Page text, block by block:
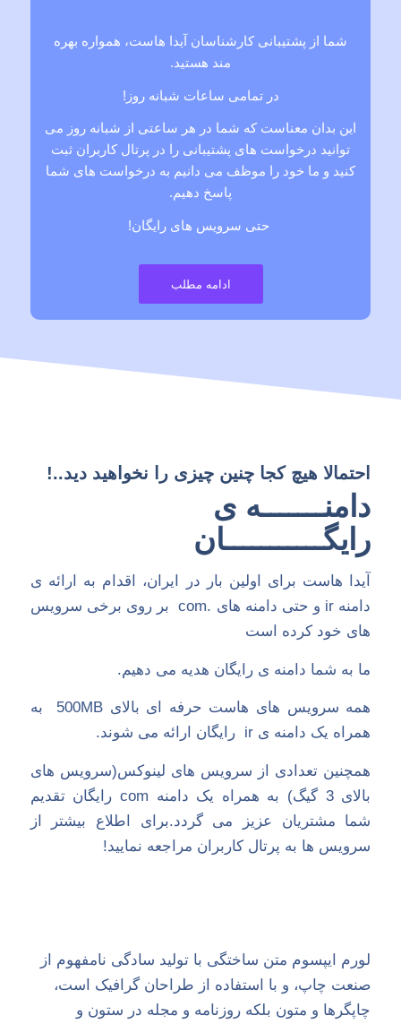
شما از پشتیبانی کارشناسان آیدا هاست، همواره بهره
مند هستید.
در تمامی ساعات شبانه روز!
این بدان معناست که شما در هر ساعتی از شبانه روز می
توانید درخواست های پشتیبانی را در پرتال کاربران ثبت
کنید و ما خود را موظف می دانیم به درخواست های شما
پاسخ دهیم.
حتی سرویس های رایگان!
ادامه مطلب
احتمالا هیچ کجا چنین چیزی را نخواهید دید..!
دامنـــــــه ی
رایگـــــــــــان
آیدا هاست برای اولین بار در ایران، اقدام به ارائه ی
دامنه ir و حتی دامنه های .com بر روی برخی سرویس
های خود کرده است
ما به شما دامنه ی رایگان هدیه می دهیم.
همه سرویس های هاست حرفه ای بالای 500MB به
همراه یک دامنه ی ir رایگان ارائه می شوند.
همچنین تعدادی از سرویس های لینوکس(سرویس های
بالای 3 گیگ) به همراه یک دامنه com رایگان تقدیم
شما مشتریان عزیز می گردد.برای اطلاع بیشتر از
سرویس ها به پرتال کاربران مراجعه نمایید!
لورم ایپسوم متن ساختگی با تولید سادگی نامفهوم از
صنعت چاپ، و با استفاده از طراحان گرافیک است،
چاپگرها و متون بلکه روزنامه و مجله در ستون و